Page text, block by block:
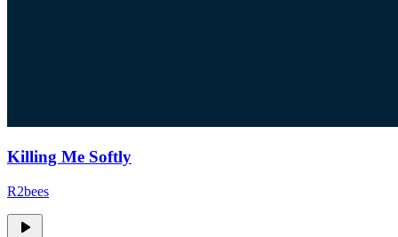
Killing Me Softly
R2bees